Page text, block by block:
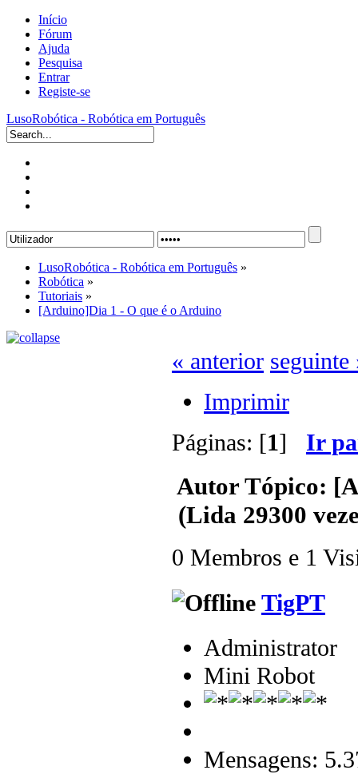
Início
Fórum
Ajuda
Pesquisa
Entrar
Registe-se
LusoRobótica - Robótica em Português
LusoRobótica - Robótica em Português »
Robótica »
Tutoriais »
[Arduino]Dia 1 - O que é o Arduino
« anterior seguinte
Imprimir
Páginas: [1] Ir
AutorTópico:
(Lida 29300
0 Membros e 1
TigPT
Administrator
Mini Robot
Mensagens: